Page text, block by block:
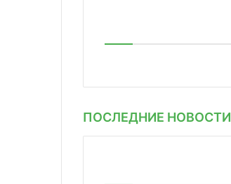
ПОСЛЕДНИЕ НОВОСТИ